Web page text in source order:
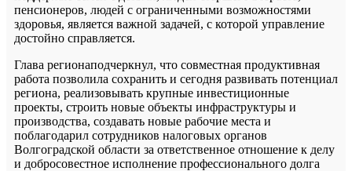
пенсионеров, людей с ограниченными возможностями
здоровья, является важной задачей, с которой управление
достойно справляется.
Глава регионаподчеркнул, что совместная продуктивная
работа позволила сохранить и сегодня развивать потенциал
региона, реализовывать крупные инвестиционные
проекты, строить новые объекты инфраструктуры и
производства, создавать новые рабочие места и
поблагодарил сотрудников налоговых органов
Волгоградской области за ответственное отношение к делу
и добросовестное исполнение профессионального долга